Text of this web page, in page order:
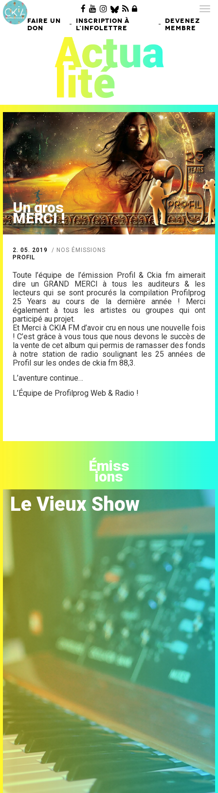
FAIRE UN
DON
- INSCRIPTION À
L'INFOLETTRE
- DEVENEZ
MEMBRE
Un gros
MERCI !
2. 05. 2019
NOS ÉMISSIONS
PROFIL
Toute l’équipe de l’émission Profil & Ckia fm aimerait
dire un GRAND MERCI à tous les auditeurs & les
lecteurs qui se sont procurés la compilation Profilprog
25 Years au cours de la dernière année ! Merci
également à tous les artistes ou groupes qui ont
participé au projet.
Et Merci à CKIA FM d’avoir cru en nous une nouvelle fois
! C’est grâce à vous tous que nous devons le succès de
la vente de cet album qui permis de ramasser des fonds
à notre station de radio soulignant les 25 années de
Profil sur les ondes de ckia fm 88,3.
L’aventure continue…
L’Équipe de Profilprog Web & Radio !
Émiss
ions
Le Vieux Show